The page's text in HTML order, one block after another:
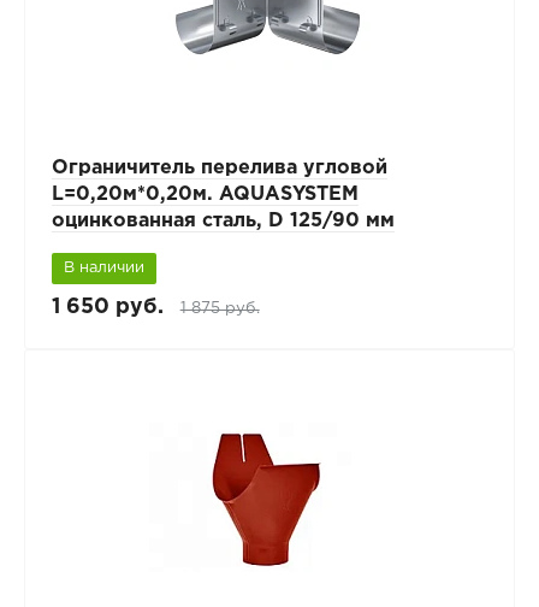
Ограничитель перелива угловой
L=0,20м*0,20м. AQUASYSTEM
оцинкованная сталь, D 125/90 мм
В наличии
1 650 руб. 1 875 руб.